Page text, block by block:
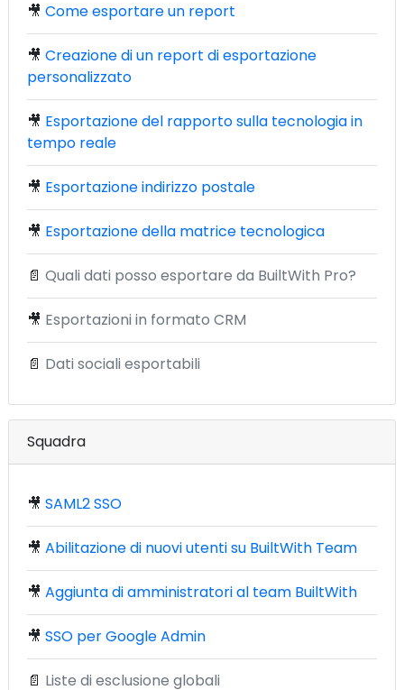
🎥 Come esportare un report
🎥 Creazione di un report di esportazione
personalizzato
🎥 Esportazione del rapporto sulla tecnologia in
tempo reale
🎥 Esportazione indirizzo postale
🎥 Esportazione della matrice tecnologica
📄 Quali dati posso esportare da BuiltWith Pro?
🎥 Esportazioni in formato CRM
📄 Dati sociali esportabili
Squadra
🎥 SAML2 SSO
🎥 Abilitazione di nuovi utenti su BuiltWith Team
🎥 Aggiunta di amministratori al team BuiltWith
🎥 SSO per Google Admin
📄 Liste di esclusione globali